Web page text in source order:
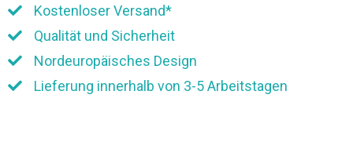
Kostenloser Versand*
Qualität und Sicherheit
Nordeuropäisches Design
Lieferung innerhalb von 3-5 Arbeitstagen